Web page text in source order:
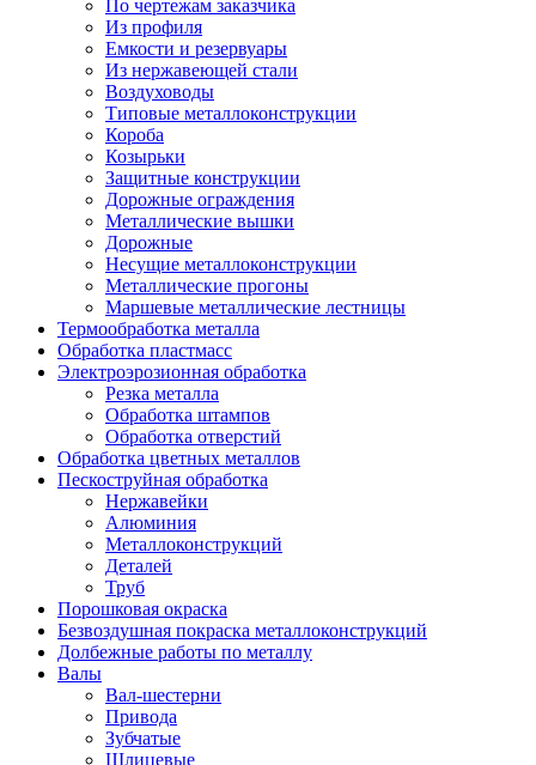
По чертежам заказчика
Из профиля
Емкости и резервуары
Из нержавеющей стали
Воздуховоды
Типовые металлоконструкции
Короба
Козырьки
Защитные конструкции
Дорожные ограждения
Металлические вышки
Дорожные
Несущие металлоконструкции
Металлические прогоны
Маршевые металлические лестницы
Термообработка металла
Обработка пластмасс
Электроэрозионная обработка
Резка металла
Обработка штампов
Обработка отверстий
Обработка цветных металлов
Пескоструйная обработка
Нержавейки
Алюминия
Металлоконструкций
Деталей
Труб
Порошковая окраска
Безвоздушная покраска металлоконструкций
Долбежные работы по металлу
Валы
Вал-шестерни
Привода
Зубчатые
Шлицевые